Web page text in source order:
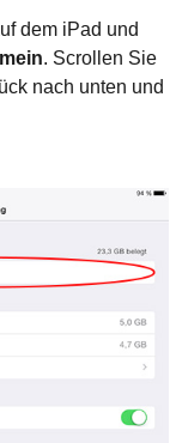
dem iPad und
. Scrollen Sie
nach unten und